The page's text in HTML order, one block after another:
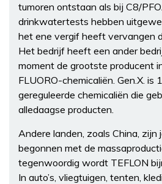
tumoren ontstaan als bij C8/
drinkwatertests hebben
het ene vergif heeft vervangen
Het bedrijf heeft een ander
moment de grootste producent
FLUORO-chemicaliën. Gen.X.
gereguleerde chemicaliën die
alledaagse producten.
Andere landen, zoals China, zijn
begonnen met de
tegenwoordig wordt TEFLON
In auto’s, vliegtuigen, tenten,